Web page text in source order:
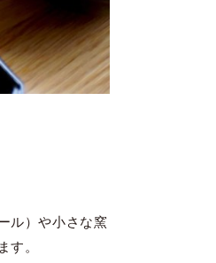
ル）や小さな窯
す。